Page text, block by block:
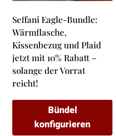
Seffani Eagle-Bundle:
Wärmflasche,
Kissenbezug und Plaid
jetzt mit 10% Rabatt –
solange der Vorrat
reicht!
Bündel
konfigurieren